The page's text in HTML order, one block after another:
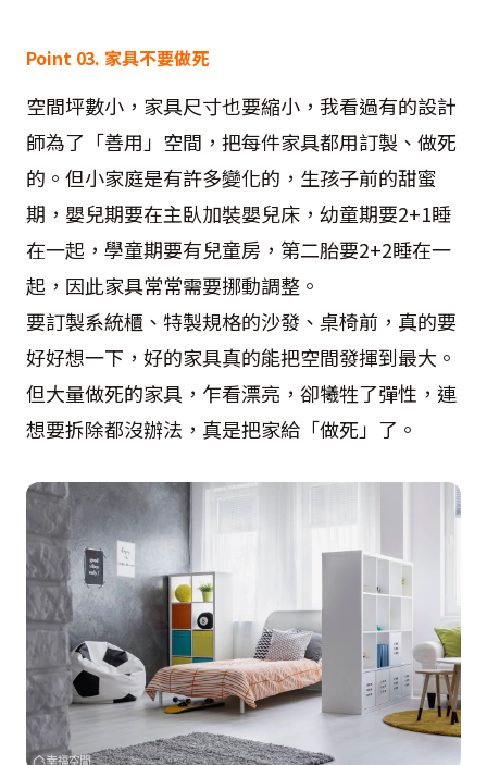
Point 03. 家具不要做死
空間坪數小，家具尺寸也要縮小，我看過有的設計
師為了「善用」空間，把每件家具都用訂製、做死
的。但小家庭是有許多變化的，生孩子前的甜蜜
期，嬰兒期要在主臥加裝嬰兒床，幼童期要2+1睡
在一起，學童期要有兒童房，第二胎要2+2睡在一
起，因此家具常常需要挪動調整。
要訂製系統櫃、特製規格的沙發、桌椅前，真的要
好好想一下，好的家具真的能把空間發揮到最大。
但大量做死的家具，乍看漂亮，卻犧牲了彈性，連
想要拆除都沒辦法，真是把家給「做死」了。